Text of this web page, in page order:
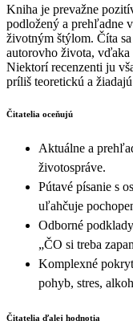
Kniha je prevažne
podložený a prehľadne
životným štýlom. Číta
autorovho života,
Niektorí recenzenti ju
príliš teoretickú a
Čitatelia oceňujú
Aktuálne a
životospráve.
Pútavé písanie s
uľahčuje
Odborné
„ČO si treba
Komplexné
pohyb, stres,
Čitatelia ďalej hodnotia